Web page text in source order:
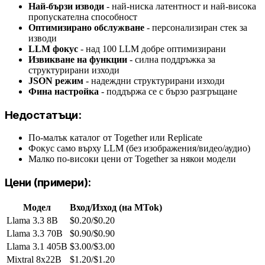
Най-бързи изводи - най-ниска латентност и най-висока
пропускателна способност
Оптимизирано обслужване - персонализиран стек за
изводи
LLM фокус - над 100 LLM добре оптимизирани
Извикване на функции - силна поддръжка за
структурирани изходи
JSON режим - надеждни структурирани изходи
Фина настройка - поддържа се с бързо разгръщане
Недостатъци:
По-малък каталог от Together или Replicate
Фокус само върху LLM (без изображения/видео/аудио)
Малко по-високи цени от Together за някои модели
Цени (примери):
Модел
Вход/Изход (на MTok)
Llama 3.3 8B
$0.20/$0.20
Llama 3.3 70B
$0.90/$0.90
Llama 3.1 405B $3.00/$3.00
Mixtral 8x22B
$1.20/$1.20